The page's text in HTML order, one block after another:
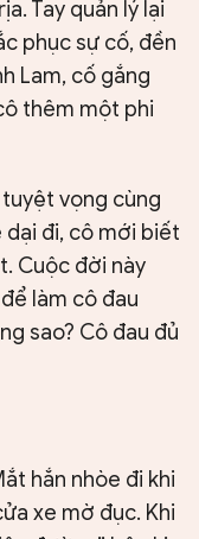
Tay quản lý lại
phục sự cố, đền
Lam, cố gắng
thêm một phi
vọng cùng
đi, cô mới biết
Cuộc đời này
làm cô đau
sao? Cô đau đủ
hắn nhòe đi khi
xe mờ đục. Khi